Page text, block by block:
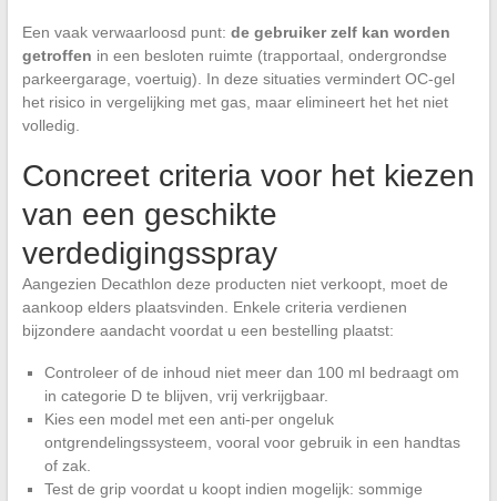
Een vaak verwaarloosd punt: de gebruiker zelf kan worden
getroffen in een besloten ruimte (trapportaal, ondergrondse
parkeergarage, voertuig). In deze situaties vermindert OC-gel
het risico in vergelijking met gas, maar elimineert het het niet
volledig.
Concreet criteria voor het kiezen
van een geschikte
verdedigingsspray
Aangezien Decathlon deze producten niet verkoopt, moet de
aankoop elders plaatsvinden. Enkele criteria verdienen
bijzondere aandacht voordat u een bestelling plaatst:
Controleer of de inhoud niet meer dan 100 ml bedraagt om
in categorie D te blijven, vrij verkrijgbaar.
Kies een model met een anti-per ongeluk
ontgrendelingssysteem, vooral voor gebruik in een handtas
of zak.
Test de grip voordat u koopt indien mogelijk: sommige